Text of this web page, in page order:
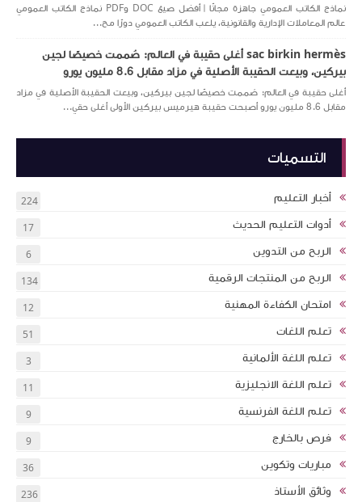
نماذج الكاتب العمومي جاهزة مجانًا | أفضل صيغ DOC وPDF نماذج الكاتب العمومي
عالم المعاملات الإدارية والقانونية، يلعب الكاتب العمومي دورًا مح...
sac birkin hermès أغلى حقيبة في العالم: صُممت خصيصًا لجين
بيركين، وبيعت الحقيبة الأصلية في مزاد مقابل 8.6 مليون يورو
أغلى حقيبة في العالم: صُممت خصيصًا لجين بيركين، وبيعت الحقيبة الأصلية في مزاد
مقابل 8.6 مليون يورو أصبحت حقيبة هيرميس بيركين الأولى أغلى حقي...
التسميات
أخبار التعليم 224
أدوات التعليم الحديث 17
الربح من التدوين 6
الربح من المنتجات الرقمية 134
امتحان الكفاءة المهنية 12
تعلم اللغات 51
تعلم اللغة الألمانية 3
تعلم اللغة الانجليزية 11
تعلم اللغة الفرنسية 9
فرص بالخارج 9
مباريات وتكوين 36
وثائق الأستاذ 236